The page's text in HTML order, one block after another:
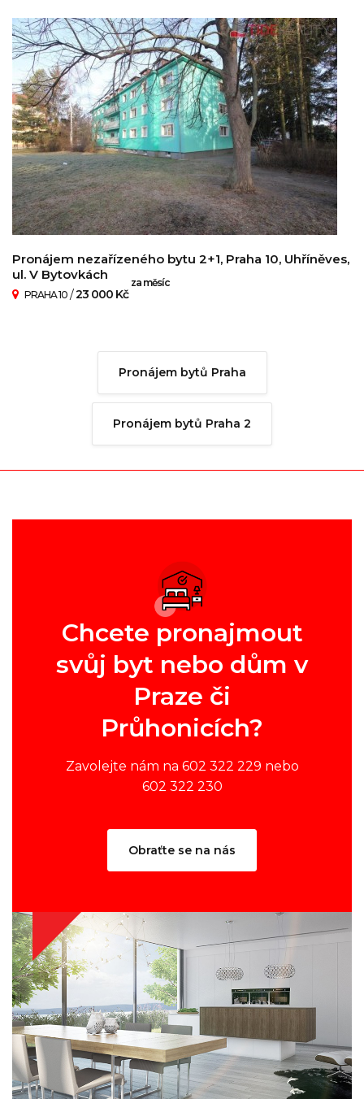
Pronájem nezařízeného bytu 2+1, Praha 10, Uhříněves,
ul. V Bytovkách
PRAHA 10 /23 000 Kč
za měsíc
Pronájem bytů Praha
Pronájem bytů Praha 2
Chcete pronajmout
svůj byt nebo dům v
Praze či
Průhonicích?
Zavolejte nám na 602 322 229 nebo
602 322 230
Obraťte se na nás